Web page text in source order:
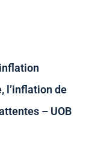
l’inflation de
– UOB